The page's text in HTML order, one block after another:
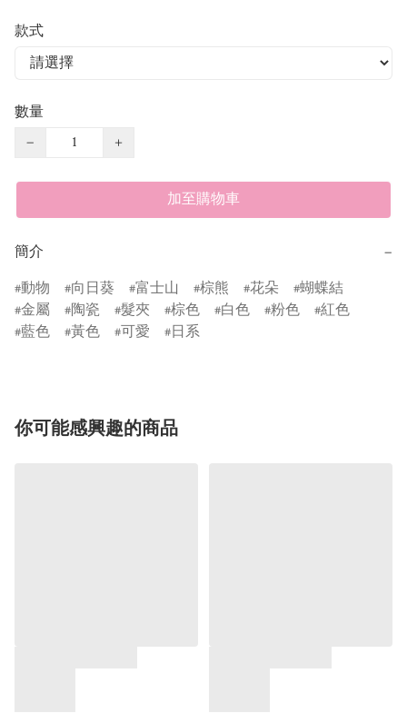
款式
數量
−
+
加至購物車
簡介
−
動物
向日葵 富士山 棕熊 花朵
蝴蝶結
金屬
陶瓷 髮夾 棕色 白色 粉色
紅色
藍色
黃色 可愛 日系
你可能感興趣的商品